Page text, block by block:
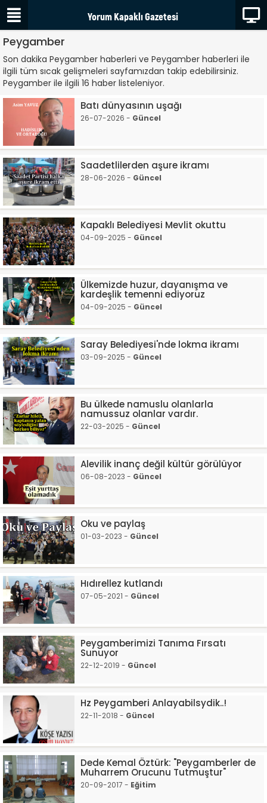
Peygamber
Son dakika Peygamber haberleri ve Peygamber haberleri ile
ilgili tüm sıcak gelişmeleri sayfamızdan takip edebilirsiniz.
Peygamber ile ilgili 16 haber listeleniyor.
Batı dünyasının uşağı
26-07-2026 - Güncel
Saadetlilerden aşure ikramı
28-06-2026 - Güncel
Kapaklı Belediyesi Mevlit okuttu
04-09-2025 - Güncel
Ülkemizde huzur, dayanışma ve
kardeşlik temenni ediyoruz
04-09-2025 - Güncel
Saray Belediyesi'nde lokma ikramı
03-09-2025 - Güncel
Bu ülkede namuslu olanlarla
namussuz olanlar vardır.
22-03-2025 - Güncel
Alevilik inanç değil kültür görülüyor
06-08-2023 - Güncel
Oku ve paylaş
01-03-2023 - Güncel
Hıdırellez kutlandı
07-05-2021 - Güncel
Peygamberimizi Tanıma Fırsatı
Sunuyor
22-12-2019 - Güncel
Hz Peygamberi Anlayabilsydik..!
22-11-2018 - Güncel
Dede Kemal Öztürk: "Peygamberler de
Muharrem Orucunu Tutmuştur"
20-09-2017 - Eğitim